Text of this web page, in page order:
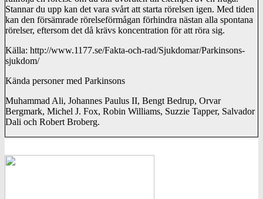
Stannar du upp kan det vara svårt att starta rörelsen igen. Med tiden
kan den försämrade rörelseförmågan förhindra nästan alla spontana
rörelser, eftersom det då krävs koncentration för att röra sig.
Källa: http://www.1177.se/Fakta-och-rad/Sjukdomar/Parkinsons-
sjukdom/
Kända personer med Parkinsons
Muhammad Ali, Johannes Paulus II, Bengt Bedrup, Orvar
Bergmark, Michel J. Fox, Robin Williams, Suzzie Tapper, Salvador
Dali och Robert Broberg.